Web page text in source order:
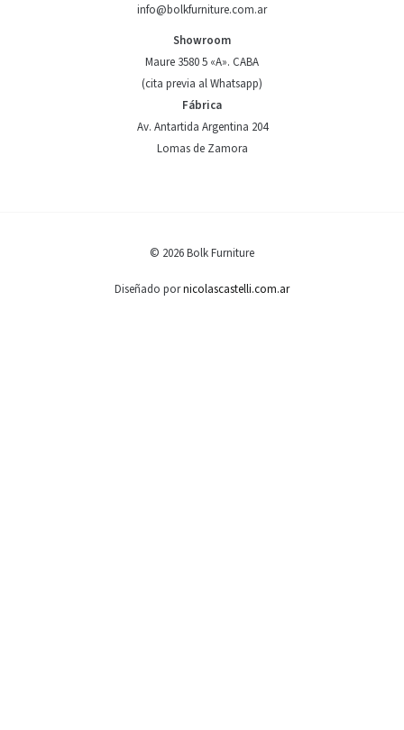
info@bolkfurniture.com.ar
Showroom
Maure 3580 5 «A». CABA
(cita previa al Whatsapp)
Fábrica
Av. Antartida Argentina 204
Lomas de Zamora
© 2026 Bolk Furniture
Diseñado pornicolascastelli.com.ar